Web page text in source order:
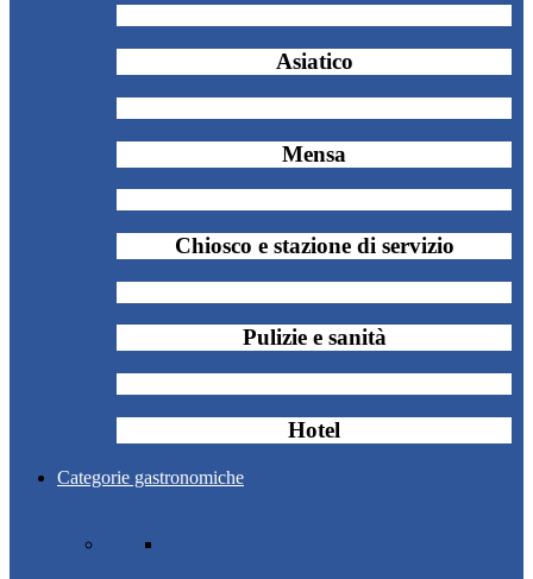
Asiatico
Mensa
Chiosco e stazione di servizio
Pulizie e sanità
Hotel
Categorie gastronomiche